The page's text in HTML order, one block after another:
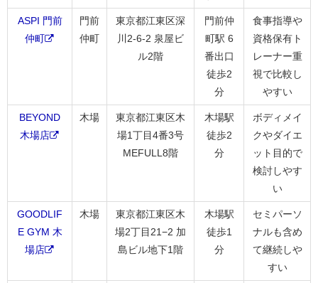
ASPI 門前
仲町
門前
仲町
東京都江東区深
川2-6-2 泉屋ビ
ル2階
門前仲
町駅 6
番出口
徒歩2
分
食事指導や
資格保有ト
レーナー重
視で比較し
やすい
BEYOND
木場店
木場
東京都江東区木
場1丁目4番3号
MEFULL8階
木場駅
徒歩2
分
ボディメイ
クやダイエ
ット目的で
検討しやす
い
GOODLIF
E GYM 木
場店
木場
東京都江東区木
場2丁目21−2 加
島ビル地下1階
木場駅
徒歩1
分
セミパーソ
ナルも含め
て継続しや
すい